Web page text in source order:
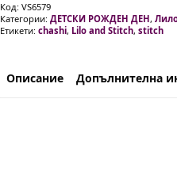
Код: VS6579
Категории: ДЕТСКИ РОЖДЕН ДЕН,
Етикети: chashi, Lilo and Stitch, stitch
Описание Допълнителна